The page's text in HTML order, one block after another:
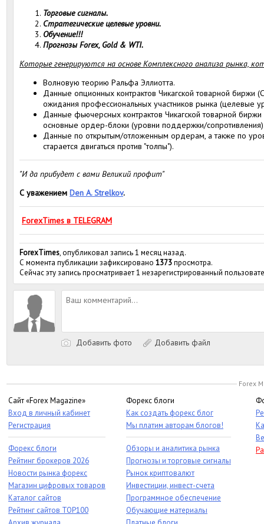
Торговые сигналы.
Стратегические целевые уровни.
Обучение!!!
Прогнозы Forex, Gold & WTI.
Которые генерируются на основе Комплексного анализа рынка,
Волновую теорию Ральфа Эллиотта.
Данные опционных контрактов Чикагской товарной биржи
ожидания профессиональных участников рынка (целевые
Данные фьючерсных контрактов Чикагской товарной
основные ордер-блоки (уровни поддержки/
Данные по открытым/отложенным ордерам, а также по
старается двигаться против "толпы").
"И да прибудет с вами Великий профит"
С уважением Den A. Strelkov.
ForexTimes в TELEGRAM
ForexTimes, опубликовал запись 1 месяц назад.
С момента публикации зафиксировано 1373просмотра.
Сейчас эту запись просматривает 1 незарегистрированный
Добавить фото Добавить файл
Forex
Сайт «Forex Magazine»
Вход в личный кабинет
Регистрация
Форекс блоги
Рейтинг брокеров 2026
Новости рынка форекс
Магазин цифровых товаров
Каталог сайтов
Рейтинг сайтов TOP100
Форекс блоги
Как создать форекс блог
Мы платим авторам блогов!
Обзоры и аналитика рынка
Прогнозы и торговые сигналы
Рынок криптовалют
Инвестиции, инвест-счета
Программное обеспечение
Обучающие материалы